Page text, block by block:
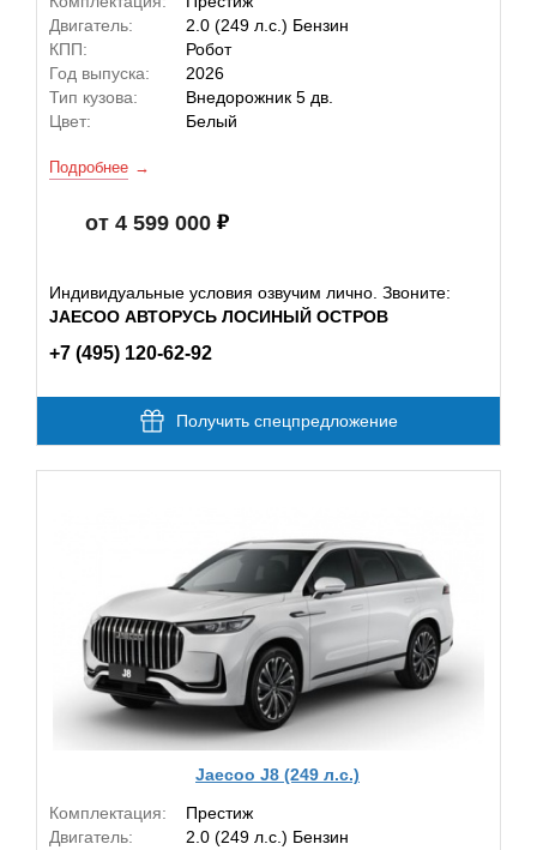
Двигатель:
2.0 (249 л.с.) Бензин
КПП:
Робот
Год выпуска:
2026
Тип кузова:
Внедорожник 5 дв.
Цвет:
Белый
Подробнее
от 4 599 000
Индивидуальные условия озвучим лично. Звоните:
JAECOO АВТОРУСЬ ЛОСИНЫЙ ОСТРОВ
+7 (495) 120-62-92
Получить спецпредложение
Jaecoo J8 (249 л.с.)
Комплектация:
Престиж
Двигатель:
2.0 (249 л.с.) Бензин